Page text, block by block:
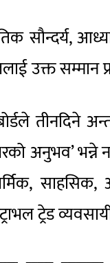
सौन्दर्य,
उक्त सम्मान
तीनदिने
अनुभव’
साहसिक,
ट्रेड